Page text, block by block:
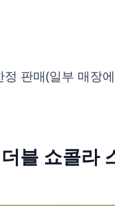
판매(일부 매장
블 쇼콜라